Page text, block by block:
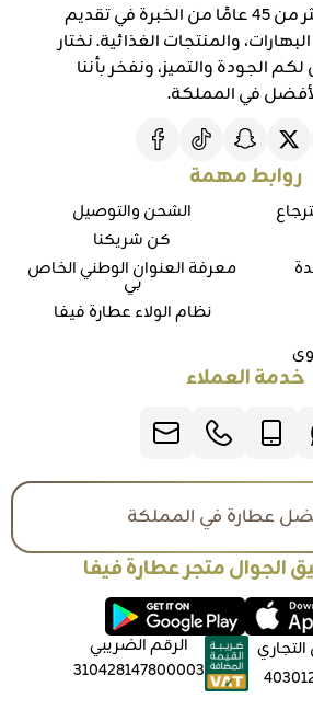
عطارة فيفا - أكثر من 45 عامًا من الخبرة في تقديم
والمنتجات الغذائية. نختار
الجودة والتميز، ونفخر بأننا
في المملكة.
روابط مهمة
الشحن والتوصيل
كن شريكنا
معرفة العنوان الوطني الخاص
بي
نظام الولاء عطارة فيفا
خدمة العملاء
عطارة في المملكة
الجوال متجر عطارة فيفا
الرقم الضريبي
310428147800003